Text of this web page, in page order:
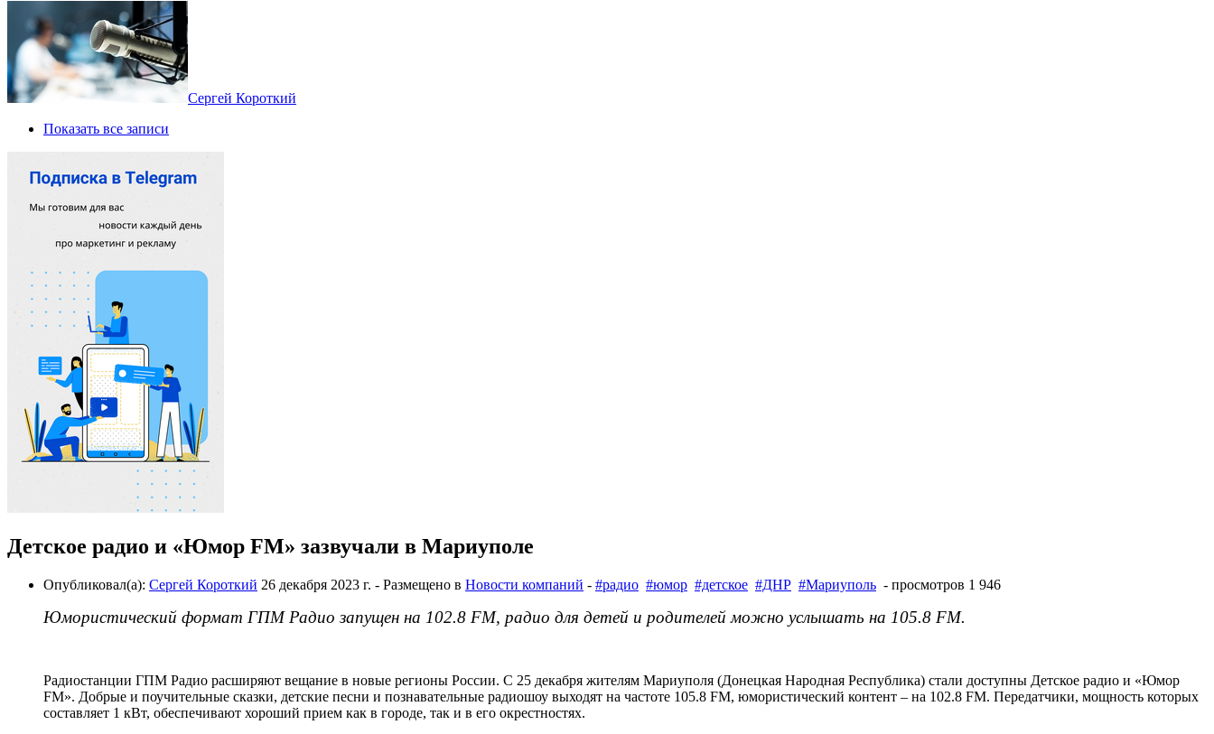
Сергей Короткий
Показать все записи
Детское радио и «Юмор FM» зазвучали в Мариуполе
Опубликовал(а): Сергей Короткий 26 декабря 2023 г. - Размещено в Новости компаний - #радио #юмор #детское #ДНР #Мариуполь - просмотров 1 946
Юмористический формат ГПМ Радио запущен на 102.8 FM, радио для детей и родителей можно услышать на 105.8 FM.
Радиостанции ГПМ Радио расширяют вещание в новые регионы России. С 25 декабря жителям Мариуполя (Донецкая Народная Республика) стали доступны Детское радио и «Юмор
FM». Добрые и поучительные сказки, детские песни и познавательные радиошоу выходят на частоте 105.8 FM, юмористический контент – на 102.8 FM. Передатчики, мощность которых
составляет 1 кВт, обеспечивают хороший прием как в городе, так и в его окрестностях.